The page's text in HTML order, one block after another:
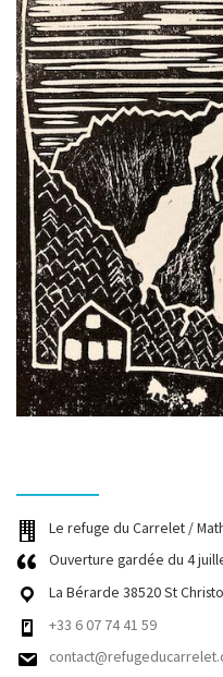
Le refuge du Carrelet /
Ouverture gardée du 4
La Bérarde 38520 St
+33 6 07 74 41 59